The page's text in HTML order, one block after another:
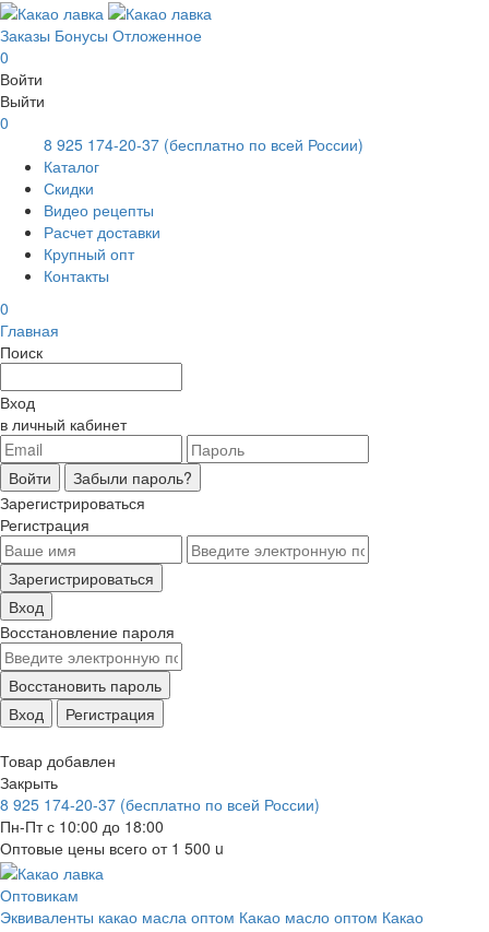
Заказы Бонусы Отложенное
0
Войти
Выйти
0
8 925 174-20-37 (бесплатно по всей России)
Каталог
Скидки
Видео рецепты
Расчет доставки
Крупный опт
Контакты
0
Главная
Поиск
Вход
в личный кабинет
Войти
Забыли пароль?
Зарегистрироваться
Регистрация
Зарегистрироваться
Вход
Восстановление пароля
Восстановить пароль
Вход
Регистрация
Товар добавлен
Закрыть
8 925 174-20-37 (бесплатно по всей России)
Пн-Пт с 10:00 до 18:00
Оптовые цены всего от 1 500 u
Оптовикам
Эквиваленты какао масла оптом Какао масло оптом Какао